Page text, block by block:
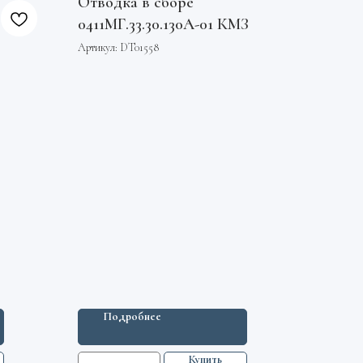
0411МГ.33.30.130А-01 КМЗ
Артикул: DT01558
Подробнее
Купить